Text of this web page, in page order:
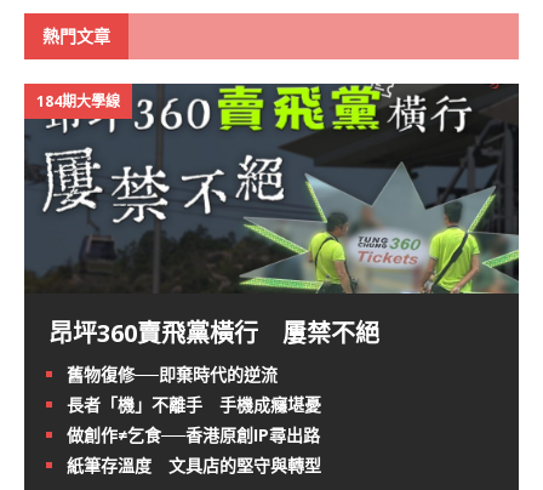
熱門文章
184期大學線
昂坪360賣飛黨橫行 屢禁不絕
舊物復修──即棄時代的逆流
長者「機」不離手 手機成癮堪憂
做創作≠乞食──香港原創IP尋出路
紙筆存溫度 文具店的堅守與轉型